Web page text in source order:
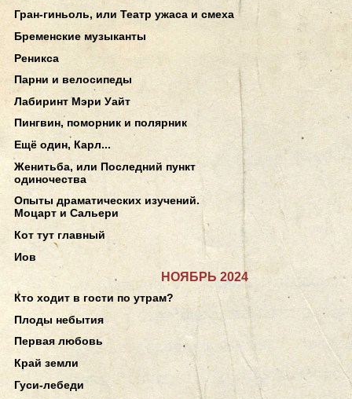
Гран-гиньоль, или Театр ужаса и смеха
Бременские музыканты
Реникса
Парни и велосипеды
Лабиринт Мэри Уайт
Пингвин, поморник и полярник
Ещё один, Карл...
Женитьба, или Последний пункт
одиночества
Опыты драматических изучений.
Моцарт и Сальери
Кот тут главный
Иов
НОЯБРЬ 2024
Кто ходит в гости по утрам?
Плоды небытия
Первая любовь
Край земли
Гуси-лебеди